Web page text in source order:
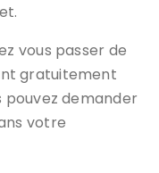
vous passer de
gratuitement
pouvez demander
votre